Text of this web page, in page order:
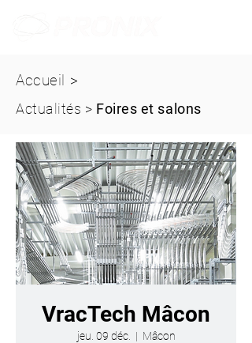
Accueil >
Actualités > Foires et salons
VracTech Mâcon
jeu. 09 déc.
  |
Mâcon